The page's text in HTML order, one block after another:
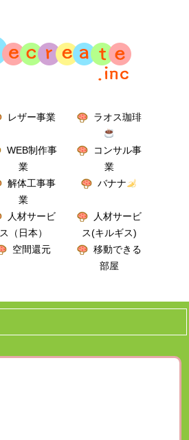
レザー事業 ラオス珈琲
WEB制作事
業
コンサル事
業
解体工事事
業
バナナ
人材サービ
ス（日本）
人材サービ
ス(キルギス)
空間還元
移動できる
部屋